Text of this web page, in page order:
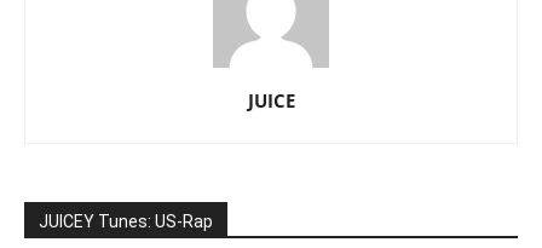
JUICE
JUICEY Tunes: US-Rap